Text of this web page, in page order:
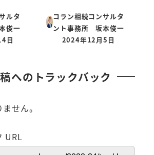
ルタ
俊一
日
コラン相続コンサルタ
ント事務所 坂本俊一
投稿日
2024年12月5日
へのトラックバック
せん。
URL